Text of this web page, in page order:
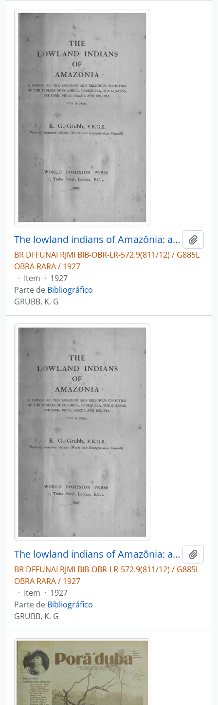
The lowland indians of Amazônia: a survey of the location and religious condiditon of the indians of Colombia, Venezuela, The Guianas, Ecuador, Peru, Brazil and Bolivia.
BR DFFUNAI RJMI BIB-OBR-LR-572.9(811/12) / G885L
OBRA RARA / 1927
· Item · 1927
Parte de Bibliográfico
GRUBB, K. G
The lowland indians of Amazônia: a survey of the location and religious condiditon of the indians of Colombia, Venezuela, The Guianas, Ecuador, Peru, Brazil and Bolivia.
BR DFFUNAI RJMI BIB-OBR-LR-572.9(811/12) / G885L
OBRA RARA / 1927
· Item · 1927
Parte de Bibliográfico
GRUBB, K. G